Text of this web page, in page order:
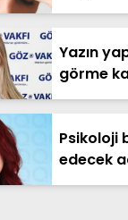
Yazın
görme
Psikoloji
edecek